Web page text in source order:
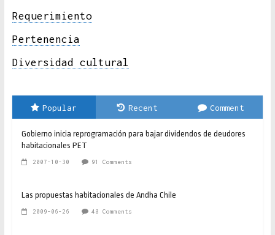
Requerimiento
Pertenencia
Diversidad cultural
Popular Recent Comment
Gobierno inicia reprogramación para bajar dividendos de deudores
habitacionales PET
2007-10-30 91 Comments
Las propuestas habitacionales de Andha Chile
2009-06-26 48 Comments